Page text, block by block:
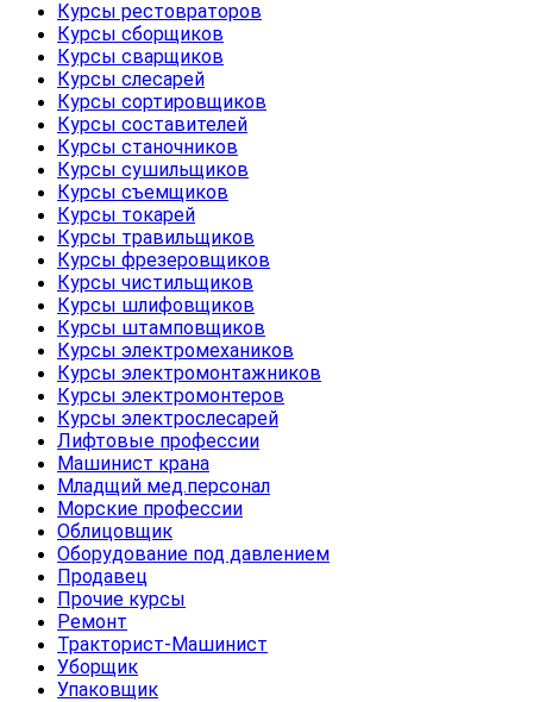
Курсы рестовраторов
Курсы сборщиков
Курсы сварщиков
Курсы слесарей
Курсы сортировщиков
Курсы составителей
Курсы станочников
Курсы сушильщиков
Курсы съемщиков
Курсы токарей
Курсы травильщиков
Курсы фрезеровщиков
Курсы чистильщиков
Курсы шлифовщиков
Курсы штамповщиков
Курсы электромехаников
Курсы электромонтажников
Курсы электромонтеров
Курсы электрослесарей
Лифтовые профессии
Машинист крана
Младщий мед.персонал
Морские профессии
Облицовщик
Оборудование под давлением
Продавец
Прочие курсы
Ремонт
Тракторист-Машинист
Уборщик
Упаковщик